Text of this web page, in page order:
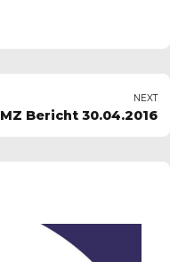
NEXT
MZ Bericht 30.04.2016